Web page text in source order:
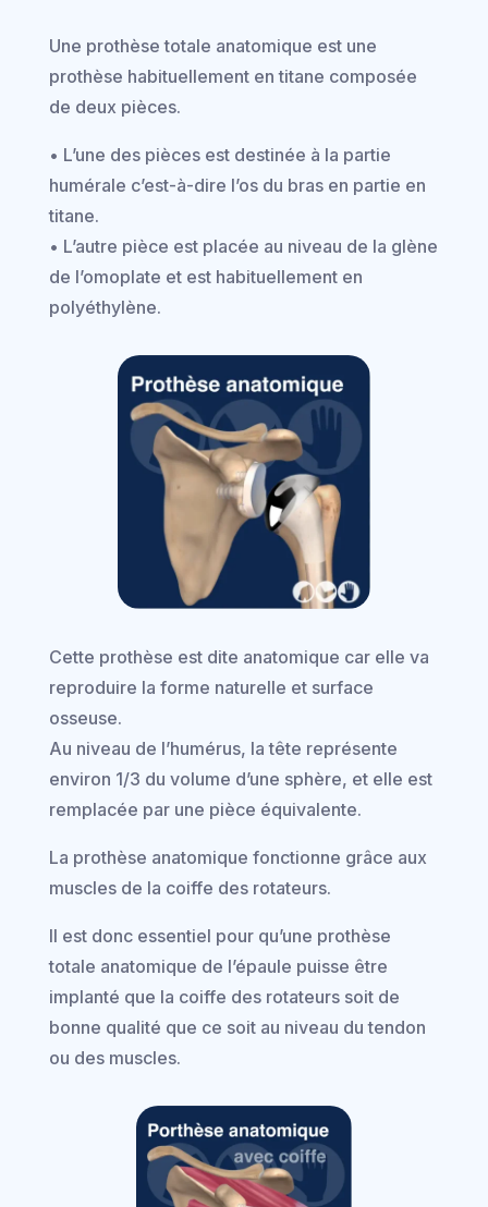
Une prothèse totale anatomique est une
prothèse habituellement en titane composée
de deux pièces.
• L’une des pièces est destinée à la partie
humérale c’est-à-dire l’os du bras en partie en
titane.
• L’autre pièce est placée au niveau de la glène
de l’omoplate et est habituellement en
polyéthylène.
Cette prothèse est dite anatomique car elle va
reproduire la forme naturelle et surface
osseuse.
Au niveau de l’humérus, la tête représente
environ 1/3 du volume d’une sphère, et elle est
remplacée par une pièce équivalente.
La prothèse anatomique fonctionne grâce aux
muscles de la coiffe des rotateurs.
Il est donc essentiel pour qu’une prothèse
totale anatomique de l’épaule puisse être
implanté que la coiffe des rotateurs soit de
bonne qualité que ce soit au niveau du tendon
ou des muscles.